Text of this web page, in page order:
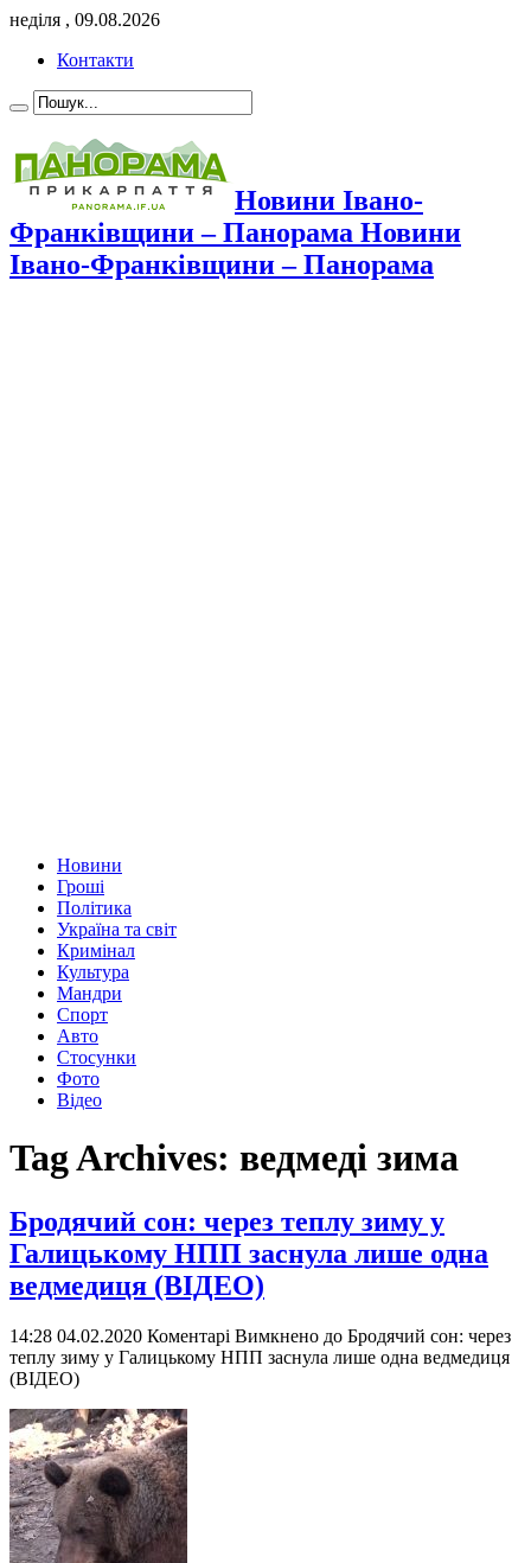
неділя , 09.08.2026
Контакти
Новини Івано-
Франківщини – Панорама Новини
Івано-Франківщини – Панорама
Новини
Гроші
Політика
Україна та світ
Кримінал
Культура
Мандри
Спорт
Авто
Стосунки
Фото
Відео
Tag Archives: ведмеді зима
Бродячий сон: через теплу зиму у
Галицькому НПП заснула лише одна
ведмедиця (ВІДЕО)
14:28 04.02.2020 Коментарі Вимкнено до Бродячий сон: через
теплу зиму у Галицькому НПП заснула лише одна ведмедиця
(ВІДЕО)